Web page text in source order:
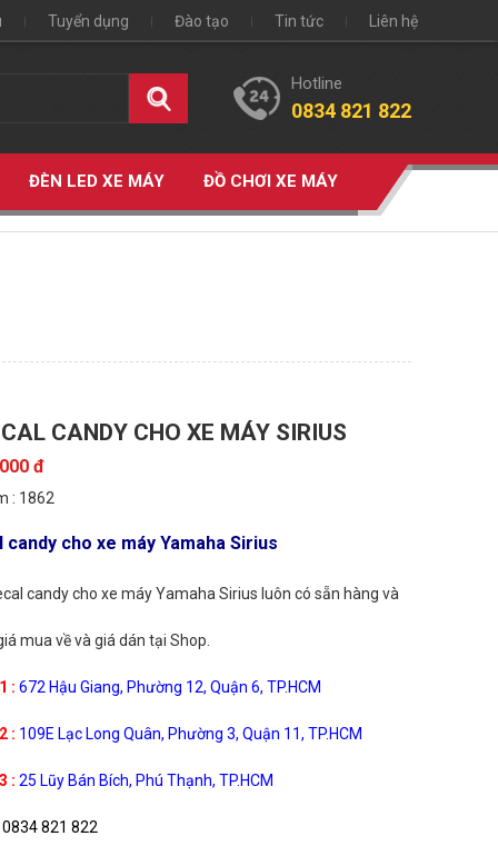
Tuyển dụng Đào tạo Tin tức Liên hệ
Hotline
0834 821 822
ĐÈN LED XE MÁY ĐỒ CHƠI XE MÁY
CANDY CHO XE MÁY SIRIUS
đ
: 1862
candy cho xe máy Yamaha Sirius
candy cho xe máy Yamaha Sirius luôn có sẵn hàng và
mua về và giá dán tại Shop.
: 672 Hậu Giang, Phường 12, Quận 6, TP.HCM
: 109E Lạc Long Quân, Phường 3, Quận 11, TP.HCM
: 25 Lũy Bán Bích, Phú Thạnh, TP.HCM
0834 821 822